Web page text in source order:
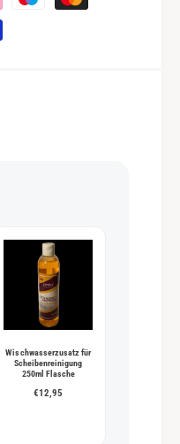
Wischwasserzusatz für
Scheibenreinigung
250ml Flasche
€12,95